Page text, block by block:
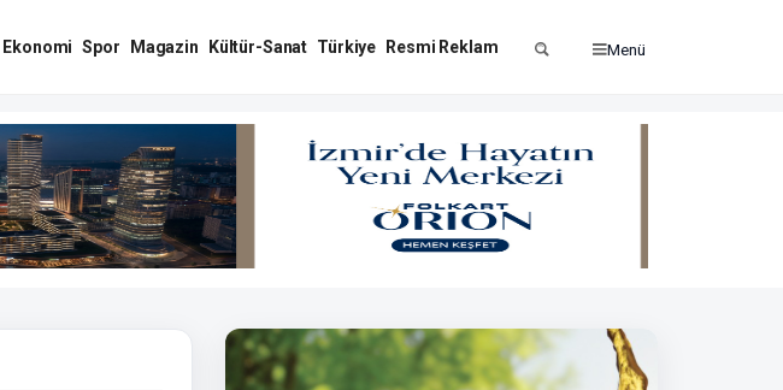
Ekonomi Spor Magazin Kültür-Sanat Türkiye Resmi Reklam Menü